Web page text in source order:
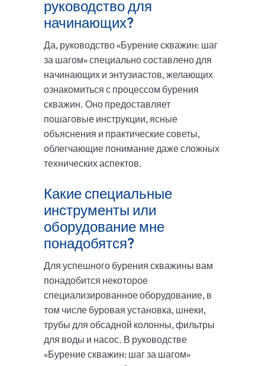
руководство для
начинающих?
Да, руководство «Бурение скважин: шаг
за шагом» специально составлено для
начинающих и энтузиастов, желающих
ознакомиться с процессом бурения
скважин. Оно предоставляет
пошаговые инструкции, ясные
объяснения и практические советы,
облегчающие понимание даже сложных
технических аспектов.
Какие специальные
инструменты или
оборудование мне
понадобятся?
Для успешного бурения скважины вам
понадобится некоторое
специализированное оборудование, в
том числе буровая установка, шнеки,
трубы для обсадной колонны, фильтры
для воды и насос. В руководстве
«Бурение скважин: шаг за шагом»